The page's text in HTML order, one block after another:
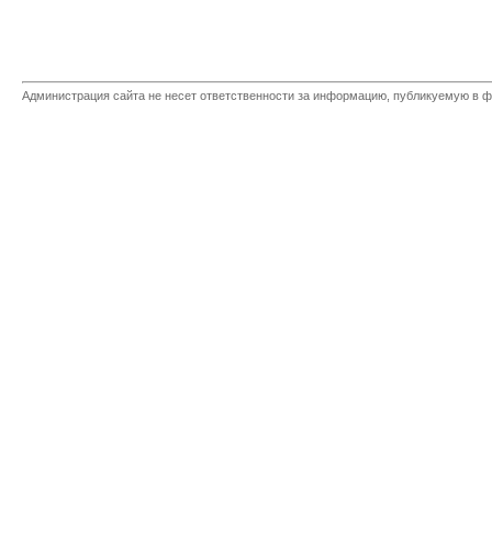
Администрация сайта не несет ответственности за информацию, публикуемую